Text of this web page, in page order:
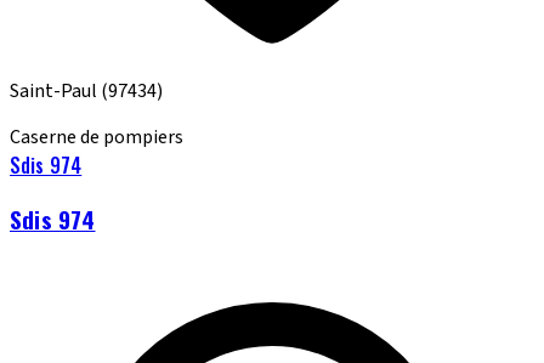
Saint-Paul (97434)
Caserne de pompiers
Sdis 974
Sdis 974